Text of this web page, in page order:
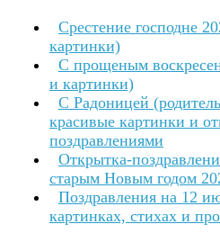
Срестение господне
картинки)
С прощеным
и картинки)
С Радоницей
красивые картинки и
поздравлениями
Открытка-
старым Новым годом
Поздравления на 12
картинках, стихах и